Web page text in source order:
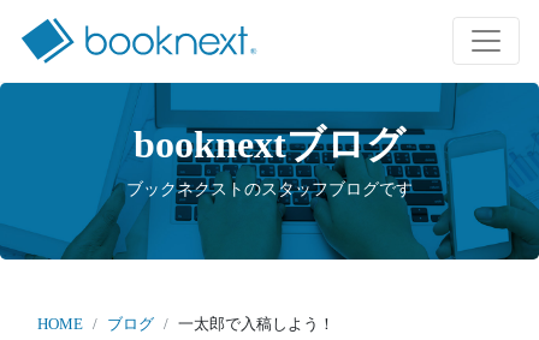
booknextブログ
ブックネクストのスタッフブログです
HOME ブログ 一太郎で入稿しよう！